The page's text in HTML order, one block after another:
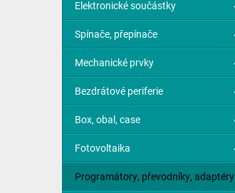
Elektronické součástky
Spínače, přepínače
Mechanické prvky
Bezdrátové periferie
Box, obal, case
Fotovoltaika
Programátory, převodníky, adaptéry